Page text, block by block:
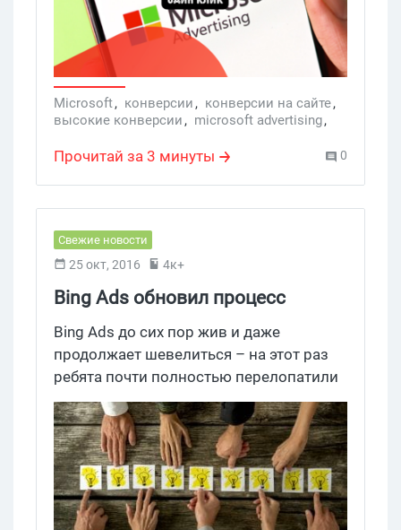
конверсий. Теперь, вместо того, чтобы
вручную добавлять фрагмент кода на
свой сайт, можно будет нажать на одну
кнопку и отслеживать конверсии за
считанные минуты. Так ли это, и как
активировать этот функционал, давайте
разбираться.
Microsoft, конверсии, конверсии на сайте,
высокие конверсии, microsoft advertising,
Прочитай за 3 минуты 0
Свежие новости
25 окт, 2016 4к+
Bing Ads обновил процесс
создания рекламных кампаний
Bing Ads до сих пор жив и даже
продолжает шевелиться – на этот раз
ребята почти полностью перелопатили
процесс создания рекламных
кампаний, сделали все покрасивше и
насыпали новых функций. Создание
кампании теперь состоит из четырех
шагов, а система открыла доступ к
большему количеству опций, так что